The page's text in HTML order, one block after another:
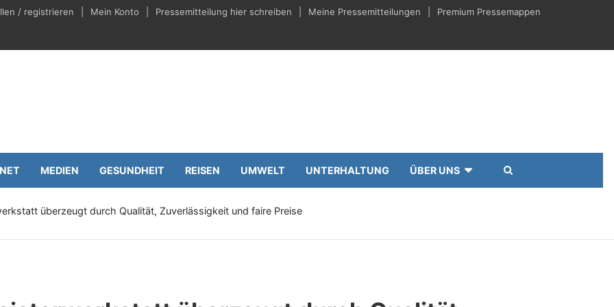
/ registrieren Mein Konto Pressemitteilung hier schreiben Meine Pressemitteilungen Premium Pressemappen
MEDIEN GESUNDHEIT REISEN UMWELT UNTERHALTUNG ÜBER UNS
überzeugt durch Qualität, Zuverlässigkeit und faire Preise